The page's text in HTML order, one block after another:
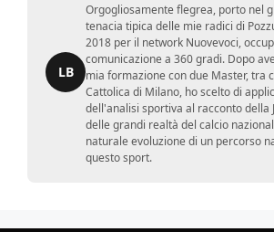
LB
Orgogliosamente flegrea, porto nel
tenacia tipica delle mie radici di
2018 per il network Nuovevoci,
comunicazione a 360 gradi. Dopo
mia formazione con due Master, tra
Cattolica di Milano, ho scelto di
dell'analisi sportiva al racconto della
delle grandi realtà del calcio
naturale evoluzione di un percorso
questo sport.